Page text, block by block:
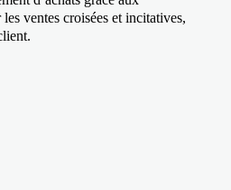
ventes croisées et incitatives,